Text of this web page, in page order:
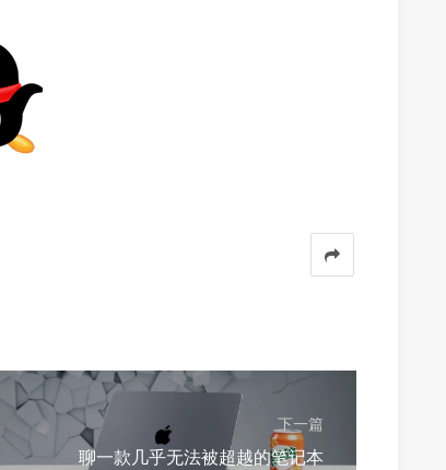
下一篇
聊一款几乎无法被超越的笔记本